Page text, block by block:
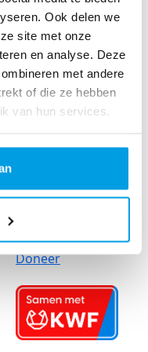
Ook delen we
site met onze
en analyse. Deze
met andere
of die ze hebben
van hun services.
Onderzoek
Onderzoek
Doneer